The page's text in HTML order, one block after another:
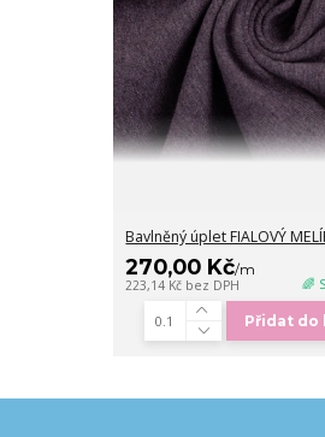
Bavlněný úplet FIALOVÝ
270,00 Kč/m
223,14 Kč bez DPH 🌈
Přidat do